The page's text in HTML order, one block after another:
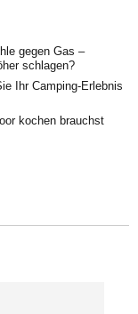
gegen Gas –
schlagen?
Ihr Camping-Erlebnis
kochen brauchst